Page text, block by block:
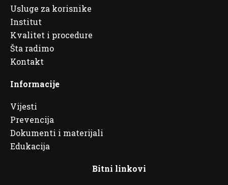
Usluge za korisnike
Institut
Kvalitet i procedure
Šta radimo
Kontakt
Informacije
Vijesti
Prevencija
Dokumenti i materijali
Edukacija
Bitni linkovi